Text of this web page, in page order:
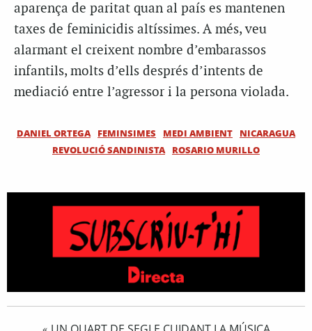
aparença de paritat quan al país es mantenen
taxes de feminicidis altíssimes. A més, veu
alarmant el creixent nombre d’embarassos
infantils, molts d’ells després d’intents de
mediació entre l’agressor i la persona violada.
DANIEL ORTEGA FEMINSIMES MEDI AMBIENT
NICARAGUA
REVOLUCIÓ SANDINISTA
ROSARIO MURILLO